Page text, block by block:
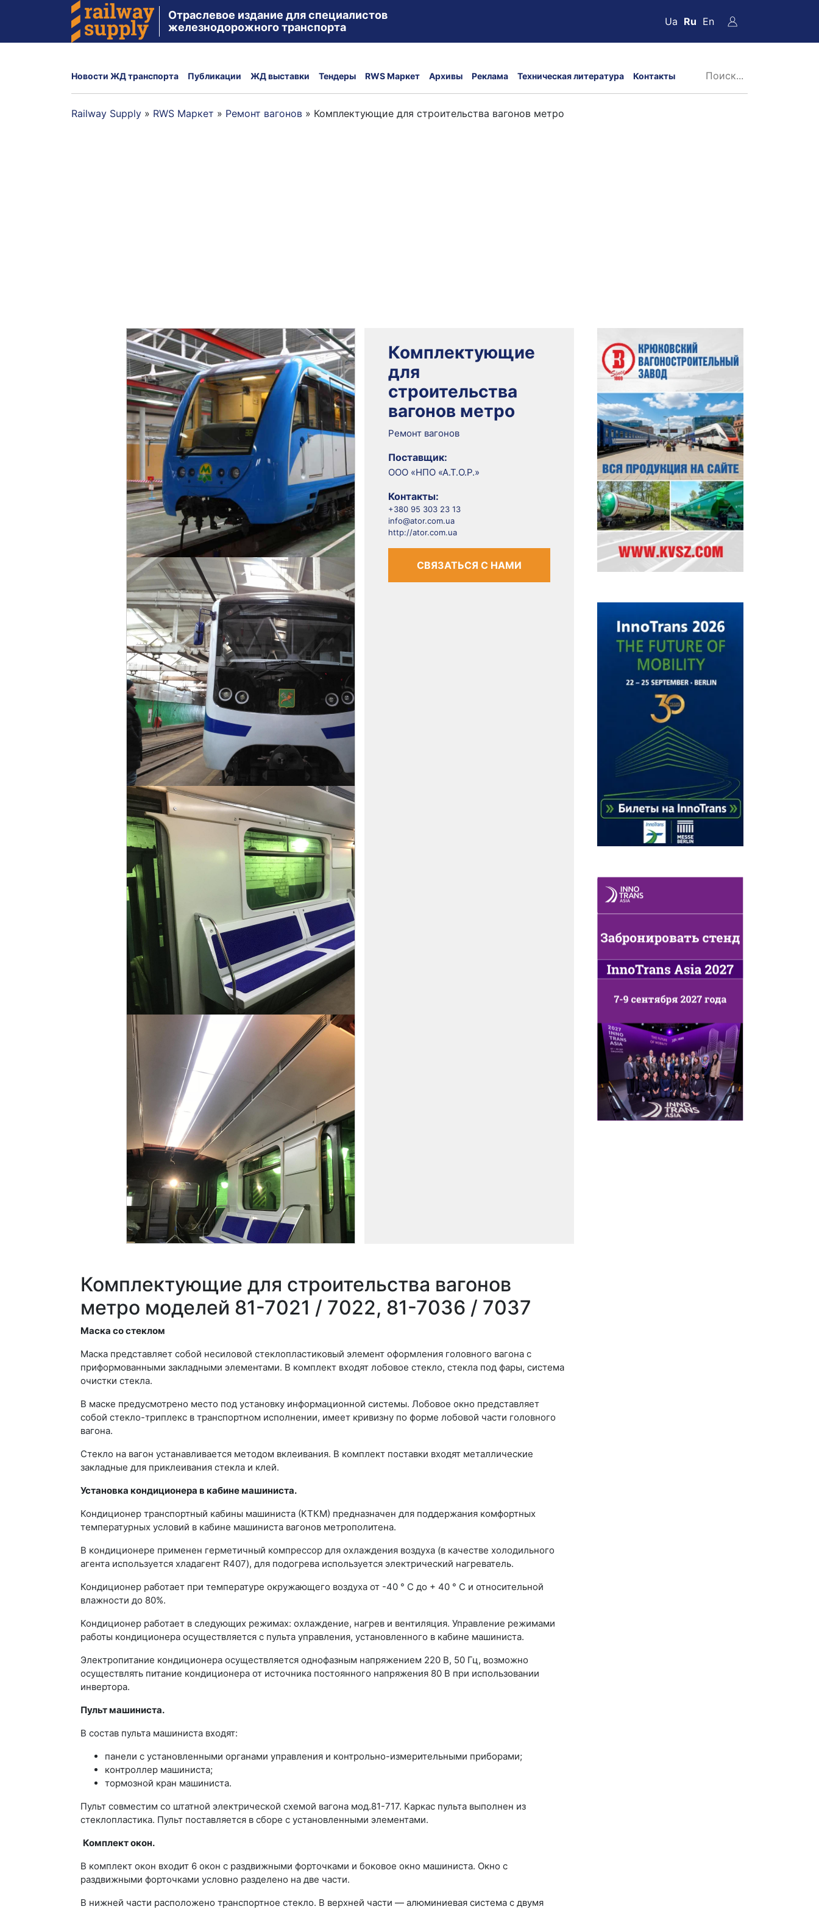
Отраслевое издание для специалистов
железнодорожного транспорта
Ua Ru En
Новости ЖД транспорта Публикации ЖД выставки Тендеры RWS Маркет Архивы Реклама Техническая литература Контакты
Railway Supply » RWS Маркет » Ремонт вагонов » Комплектующие для строительства вагонов метро
Комплектующие
для
строительства
вагонов метро
Ремонт вагонов
Поставщик:
ООО «НПО «А.Т.О.Р.»
Контакты:
+380 95 303 23 13
info@ator.com.ua
http://ator.com.ua
СВЯЗАТЬСЯ С НАМИ
Комплектующие для строительства вагонов
метро моделей 81-7021 / 7022, 81-7036 / 7037
Маска со стеклом
Маска представляет собой несиловой стеклопластиковый элемент оформления головного вагона с
приформованными закладными элементами. В комплект входят лобовое стекло, стекла под фары, система
очистки стекла.
В маске предусмотрено место под установку информационной системы. Лобовое окно представляет
собой стекло-триплекс в транспортном исполнении, имеет кривизну по форме лобовой части головного
вагона.
Стекло на вагон устанавливается методом вклеивания. В комплект поставки входят металлические
закладные для приклеивания стекла и клей.
Установка кондиционера в кабине машиниста.
Кондиционер транспортный кабины машиниста (КТКМ) предназначен для поддержания комфортных
температурных условий в кабине машиниста вагонов метрополитена.
В кондиционере применен герметичный компрессор для охлаждения воздуха (в качестве холодильного
агента используется хладагент R407), для подогрева используется электрический нагреватель.
Кондиционер работает при температуре окружающего воздуха от -40 ° С до + 40 ° С и относительной
влажности до 80%.
Кондиционер работает в следующих режимах: охлаждение, нагрев и вентиляция. Управление режимами
работы кондиционера осуществляется с пульта управления, установленного в кабине машиниста.
Электропитание кондиционера осуществляется однофазным напряжением 220 В, 50 Гц, возможно
осуществлять питание кондиционера от источника постоянного напряжения 80 В при использовании
инвертора.
Пульт машиниста.
В состав пульта машиниста входят:
панели с установленными органами управления и контрольно-измерительными приборами;
контроллер машиниста;
тормозной кран машиниста.
Пульт совместим со штатной электрической схемой вагона мод.81-717. Каркас пульта выполнен из
стеклопластика. Пульт поставляется в сборе с установленными элементами.
Комплект окон.
В комплект окон входит 6 окон с раздвижными форточками и боковое окно машиниста. Окно с
раздвижными форточками условно разделено на две части.
В нижней части расположено транспортное стекло. В верхней части — алюминиевая система с двумя